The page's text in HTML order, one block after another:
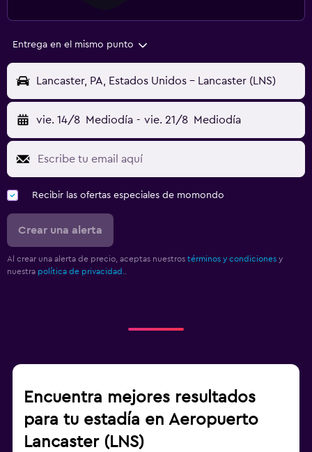
Entrega en el mismo punto
Lancaster, PA, Estados Unidos - Lancaster (LNS)
vie. 14/8 Mediodía - vie. 21/8 Mediodía
Recibir las ofertas especiales de momondo
Crear una alerta
Al crear una alerta de precio, aceptas nuestros términos y condiciones y
nuestra política de privacidad..
Encuentra mejores resultados
para tu estadía en Aeropuerto
Lancaster (LNS)